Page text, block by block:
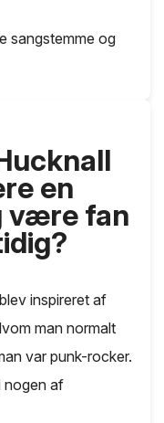
sangstemme og
en
være fan
inspireret af
man normalt
var punk-rocker.
nogen af